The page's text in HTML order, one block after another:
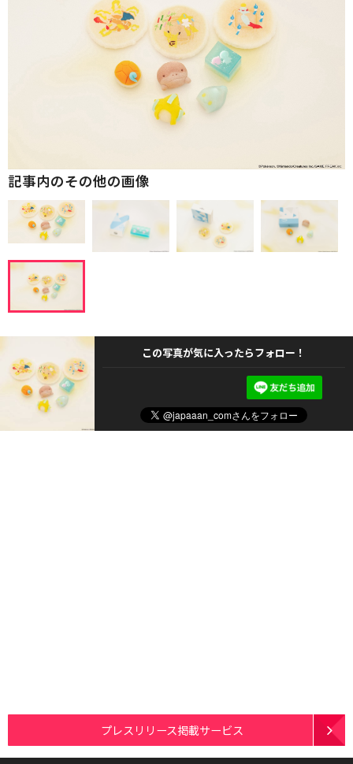
記事内のその他の画像
この写真が気に入ったらフォロー！
プレスリリース掲載サービス